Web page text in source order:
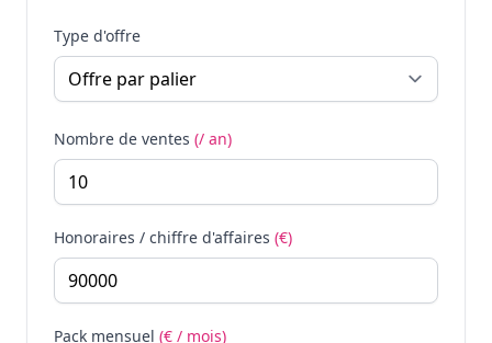
Type d'offre
Nombre de ventes (/ an)
Honoraires / chiffre d'affaires (€)
Pack mensuel (€ / mois)